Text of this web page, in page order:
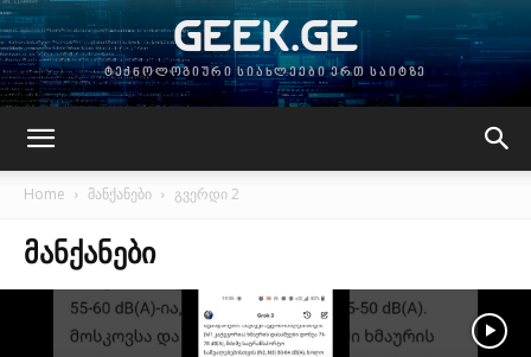
GEEK.GE
ტექნოლოგიური სიახლეები ერთ საიტზე
Home მანქანები გვერდი 2
ᲛᲐᲜᲥᲐᲜᲔᲑᲘ